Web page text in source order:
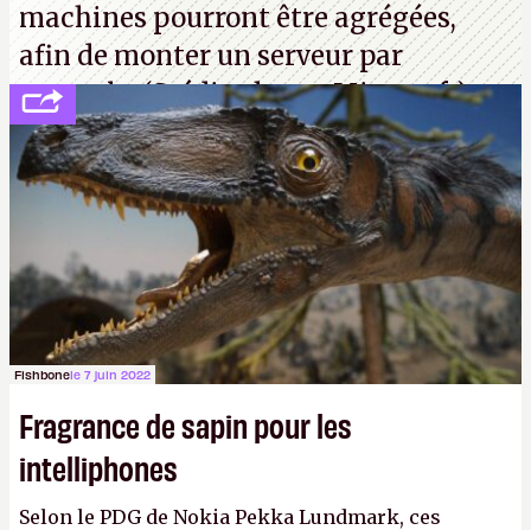
machines pourront être agrégées,
afin de monter un serveur par
exemple. (Crédit photo : Microsoft)
Fishbonele 7 juin 2022
Fragrance de sapin pour les
intelliphones
Selon le PDG de Nokia Pekka Lundmark, ces